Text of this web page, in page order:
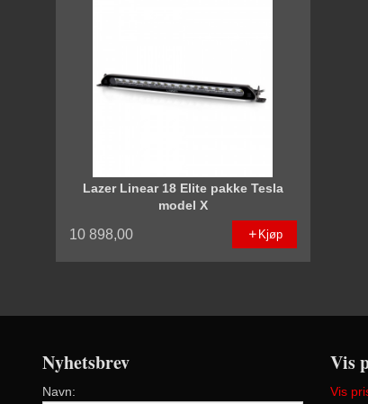
Lazer Linear 18 Elite pakke Tesla
model X
10 898,00 Kjøp
Nyhetsbrev
Navn:
Vis
Vis